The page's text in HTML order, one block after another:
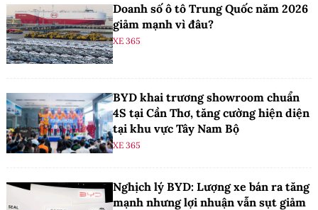
Doanh số ô tô Trung Quốc năm 2026
giảm mạnh vì đâu?
XE 365
BYD khai trương showroom chuẩn
4S tại Cần Thơ, tăng cường hiện diện
tại khu vực Tây Nam Bộ
XE 365
Nghịch lý BYD: Lượng xe bán ra tăng
mạnh nhưng lợi nhuận vẫn sụt giảm